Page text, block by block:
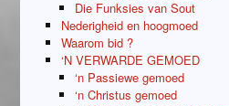
Die Funksies van Sout
Nederigheid en hoogmoed
Waarom bid ?
‘N VERWARDE GEMOED
‘n Passiewe gemoed
‘n Christus gemoed